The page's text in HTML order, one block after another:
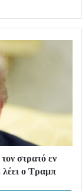
στρατό εν
ο Τραμπ